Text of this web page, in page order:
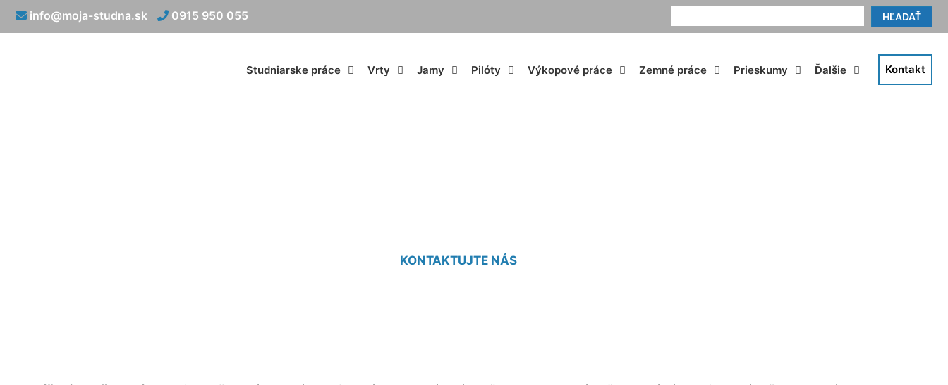
HĽADAŤ
info@moja-studna.sk 0915 950 055
Studniarske práce Vrty Jamy Pilóty Výkopové práce Zemné práce Prieskumy Ďalšie Kontakt
KONTAKTUJTE NÁS